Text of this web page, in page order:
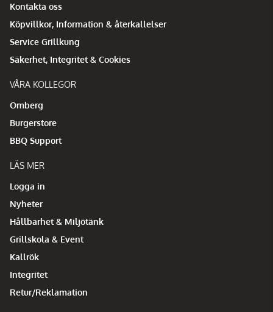
Kontakta oss
Köpvillkor, Information & återkallelser
Service Grillkung
Säkerhet, Integritet & Cookies
VÅRA KOLLEGOR
Omberg
Burgerstore
BBQ Support
LÄS MER
Logga in
Nyheter
Hållbarhet & Miljötänk
Grillskola & Event
Kallrök
Integritet
Retur/Reklamation